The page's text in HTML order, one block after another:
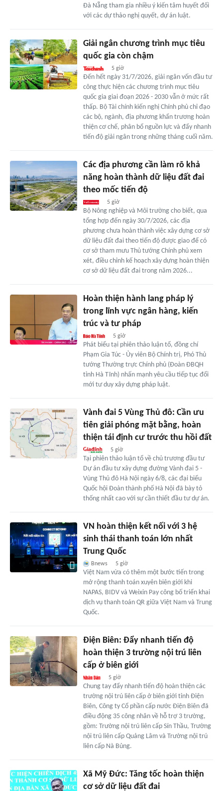
Đà Nẵng tham gia nhiều ý kiến tâm huyết đối
với các dự thảo nghị quyết, dự án luật.
Giải ngân chương trình mục tiêu
quốc gia còn chậm
5 giờ
Đến hết ngày 31/7/2026, giải ngân vốn đầu tư
công thực hiện các chương trình mục tiêu
quốc gia giai đoạn 2026 - 2030 vẫn ở mức rất
thấp. Bộ Tài chính kiến nghị Chính phủ chỉ đạo
các bộ, ngành, địa phương khẩn trương hoàn
thiện cơ chế, phân bổ nguồn lực và đẩy nhanh
tiến độ giải ngân trong những tháng cuối năm.
Các địa phương cần làm rõ khả
năng hoàn thành dữ liệu đất đai
theo mốc tiến độ
5 giờ
Bộ Nông nghiệp và Môi trường cho biết, qua
tổng hợp đến ngày 30/7/2026, các địa
phương chưa hoàn thành việc xây dựng cơ sở
dữ liệu đất đai theo tiến độ được giao để có
cơ sở tham mưu Thủ tướng Chính phủ xem
xét, điều chỉnh kế hoạch xây dựng hoàn thiện
cơ sở dữ liệu đất đai trong năm 2026...
Hoàn thiện hành lang pháp lý
trong lĩnh vực ngân hàng, kiến
trúc và tư pháp
5 giờ
Phát biểu tại phiên thảo luận tổ, đồng chí
Phạm Gia Túc - Ủy viên Bộ Chính trị, Phó Thủ
tướng Thường trực Chính phủ (Đoàn ĐBQH
tỉnh Hà Tĩnh) nhấn mạnh yêu cầu tiếp tục đổi
mới tư duy xây dựng pháp luật.
Vành đai 5 Vùng Thủ đô: Cần ưu
tiên giải phóng mặt bằng, hoàn
thiện tái định cư trước thu hồi đất
5 giờ
Tại phiên thảo luận tổ về chủ trương đầu tư
Dự án đầu tư xây dựng đường Vành đai 5 -
Vùng Thủ đô Hà Nội ngày 6/8, các đại biểu
Quốc hội Đoàn thành phố Hà Nội đã bày tỏ
thống nhất cao với sự cần thiết đầu tư dự án.
VN hoàn thiện kết nối với 3 hệ
sinh thái thanh toán lớn nhất
Trung Quốc
Bnews 5 giờ
Việt Nam vừa có thêm một bước tiến trong
mở rộng thanh toán xuyên biên giới khi
NAPAS, BIDV và Weixin Pay công bố triển khai
dịch vụ thanh toán QR giữa Việt Nam và Trung
Quốc.
Điện Biên: Đẩy nhanh tiến độ
hoàn thiện 3 trường nội trú liên
cấp ở biên giới
5 giờ
Chung tay đẩy nhanh tiến độ hoàn thiện các
trường nội trú liên cấp ở biên giới tỉnh Điện
Biên, Công ty Cổ phần cấp nước Điện Biên đã
điều động 35 công nhân về hỗ trợ 3 trường,
gồm: Trường nội trú liên cấp Sín Thầu, Trường
nội trú liên cấp Quảng Lâm và Trường nội trú
liên cấp Nà Bủng.
Xã Mỹ Đức: Tăng tốc hoàn thiện
cơ sở dữ liệu đất đai